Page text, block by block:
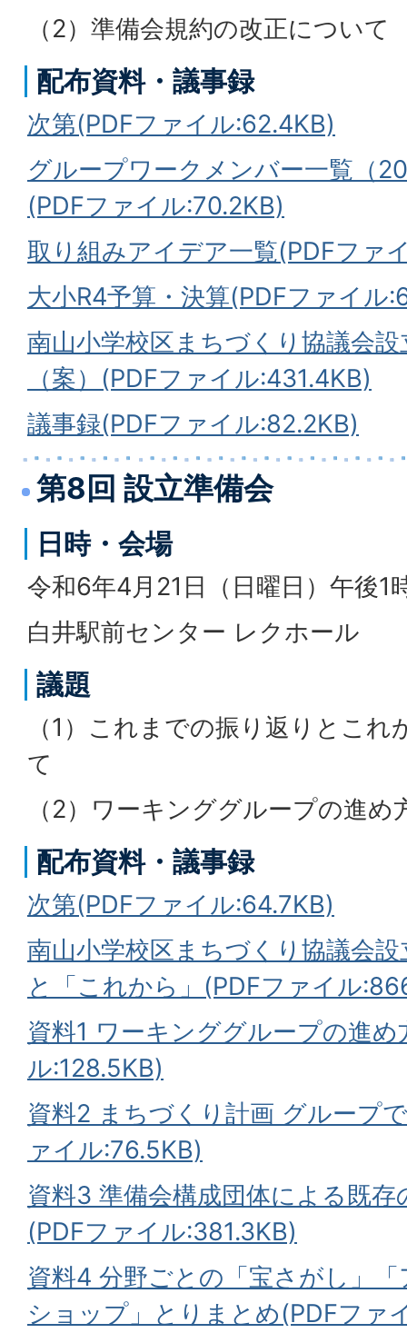
（2）準備会規約の改正について
配布資料・議事録
次第(PDFファイル:62.4KB)
グループワークメンバー一覧（
(PDFファイル:70.2KB)
取り組みアイデア一覧(PDFファ
大小R4予算・決算(PDFファイル
南山小学校区まちづくり協議会
（案）(PDFファイル:431.4KB)
議事録(PDFファイル:82.2KB)
第8回 設立準備会
日時・会場
令和6年4月21日（日曜日）午後1
白井駅前センター レクホール
議題
（1）これまでの振り返りとこ
て
（2）ワーキンググループの進め
配布資料・議事録
次第(PDFファイル:64.7KB)
南山小学校区まちづくり協議会
と「これから」(PDFファイル
資料1 ワーキンググループの進
ル:128.5KB)
資料2 まちづくり計画 グループ
ァイル:76.5KB)
資料3 準備会構成団体による既
(PDFファイル:381.3KB)
資料4 分野ごとの「宝さがし」
ショップ」とりまとめ(PDFファ